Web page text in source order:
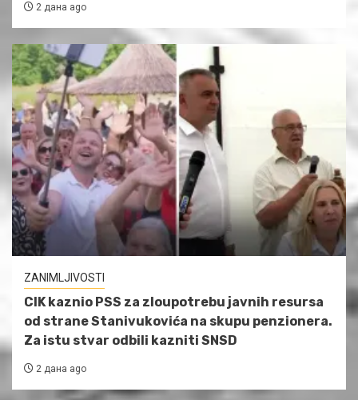
2 дана ago
ZANIMLJIVOSTI
CIK kaznio PSS za zloupotrebu javnih resursa
od strane Stanivukovića na skupu penzionera.
Za istu stvar odbili kazniti SNSD
2 дана ago